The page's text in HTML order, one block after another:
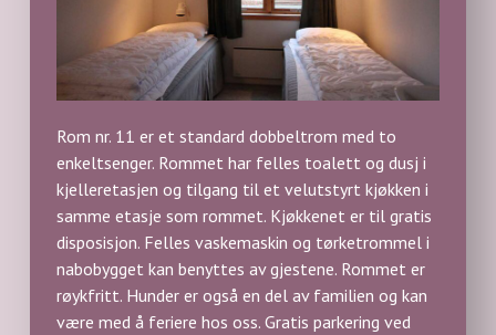
Rom nr. 11 er et standard dobbeltrom med to
enkeltsenger. Rommet har felles toalett og dusj i
kjelleretasjen og tilgang til et velutstyrt kjøkken i
samme etasje som rommet. Kjøkkenet er til gratis
disposisjon. Felles vaskemaskin og tørketrommel i
nabobygget kan benyttes av gjestene. Rommet er
røykfritt. Hunder er også en del av familien og kan
være med å feriere hos oss. Gratis parkering ved